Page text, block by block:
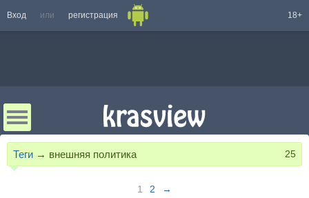
Вход или регистрация 18+
Теги → внешняя политика 25
1 2 →